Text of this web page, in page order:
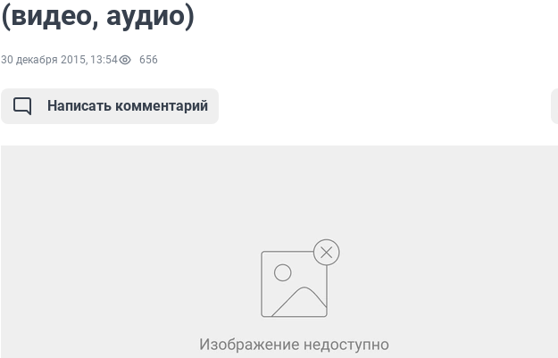
(видео, аудио)
30 декабря 2015, 13:54 656
Написать комментарий